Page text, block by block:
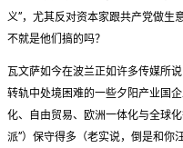
义”，尤其反对资本家跟共产党做生
不就是他们搞的吗？
瓦文萨如今在波兰正如许多传媒所
转轨中处境困难的一些夕阳产业国
化、自由贸易、欧洲一体化与全球
派”）保守得多（老实说，倒是和你